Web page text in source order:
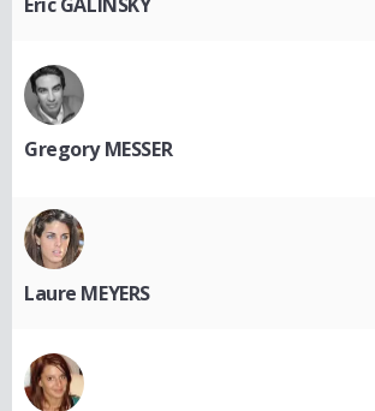
Gregory MESSER
Laure MEYERS